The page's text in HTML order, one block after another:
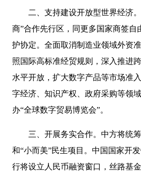
二、支持建设开放型世界经济。
商”合作先行区，同更多国家商签自
护协定。全面取消制造业领域外资
照国际高标准经贸规则，深入推进
水平开放，扩大数字产品等市场准
字经济、知识产权、政府采购等领
办“全球数字贸易博览会”。
三、开展务实合作。中方将统筹
和“小而美”民生项目。中国国家开
行将设立人民币融资窗口，丝路基